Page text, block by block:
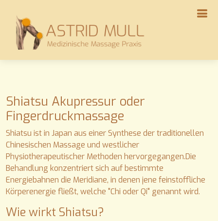
Shiatsu Akupressur oder
Fingerdruckmassage
Shiatsu ist in Japan aus einer Synthese der traditionellen
Chinesischen Massage und westlicher
Physiotherapeutischer Methoden hervorgegangen.Die
Behandlung konzentriert sich auf bestimmte
Energiebahnen die Meridiane, in denen jene feinstoffliche
Körperenergie fließt, welche "Chi oder Qi" genannt wird.
Wie wirkt Shiatsu?